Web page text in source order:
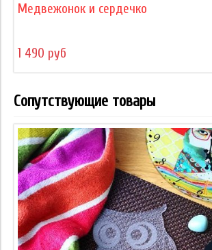
Медвежонок и сердечко
1 490 руб
Сопутствующие товары